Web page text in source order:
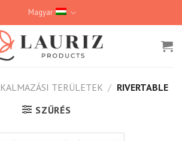
Magyar
TERÜLETEK / RIVERTABLE
SZŰRÉS